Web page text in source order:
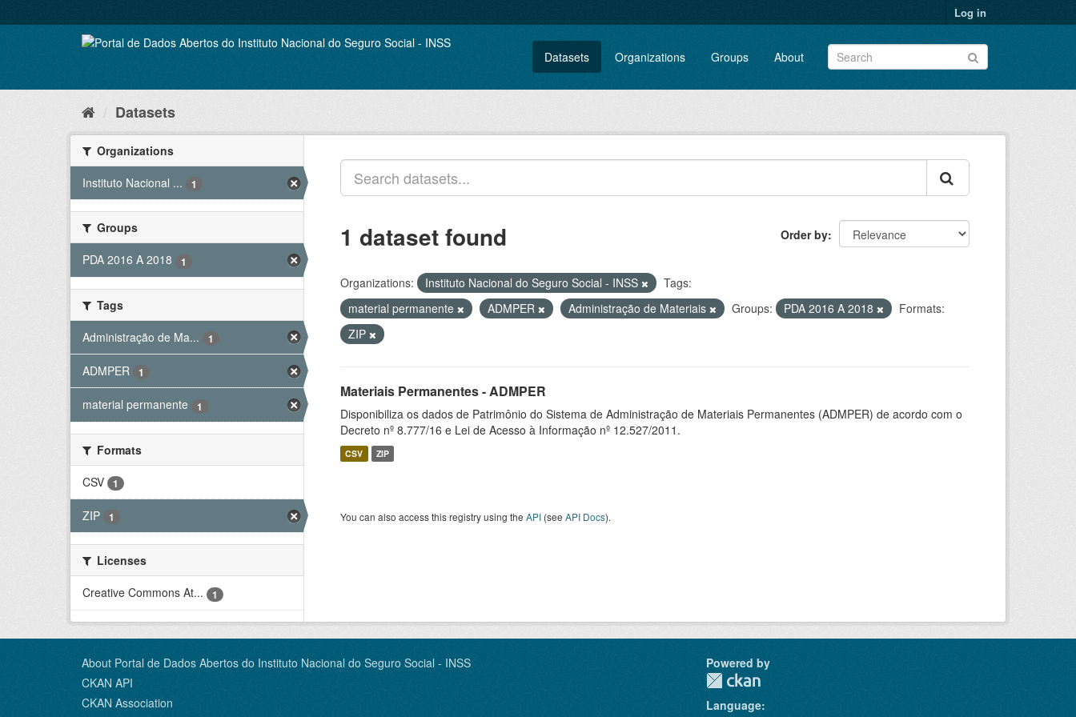
to
Log in
Datasets Organizations Groups About
Datasets
Organizations
Instituto Nacional ...
1
Groups
PDA 2016 A 2018
1
Tags
Administração de Ma...
1
ADMPER 1
material permanente 1
Formats
CSV
1
ZIP 1
Licenses
Creative Commons At...
1
Order by
1 dataset found
Organizations: Instituto Nacional do Seguro Social - INSS
Tags:
material permanente
ADMPER Administração de Materiais Groups: PDA 2016 A 2018
Formats:
ZIP
Materiais Permanentes - ADMPER
Disponibiliza os dados de Patrimônio do Sistema de Administração de Materiais Permanentes (ADMPER) de acordo com o
Decreto nº 8.777/16 e Lei de Acesso à Informação nº 12.527/2011.
CSV ZIP
You can also access this registry using the API (see API Docs).
About Portal de Dados Abertos do Instituto Nacional do Seguro Social - INSS
CKAN API
CKAN Association
Powered by
Language